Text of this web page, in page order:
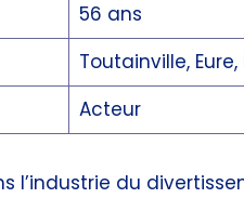
56 ans
Toutainville,
Acteur
l’industrie du